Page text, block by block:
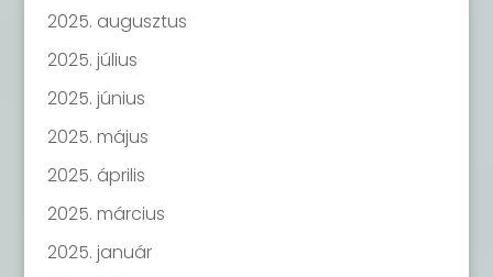
2025. augusztus
2025. július
2025. június
2025. május
2025. április
2025. március
2025. január